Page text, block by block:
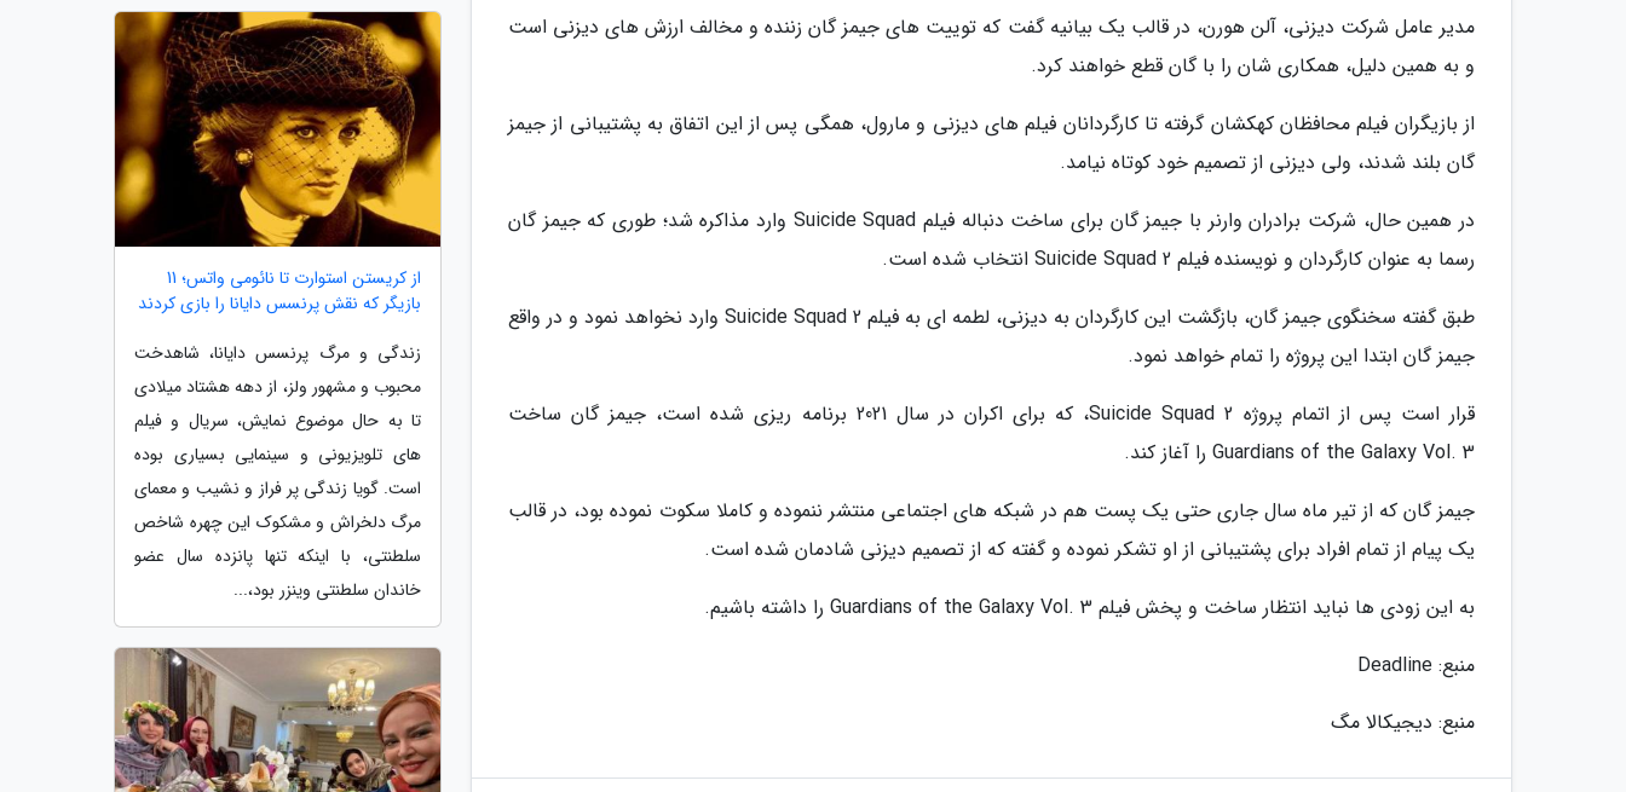
مدیر عامل شرکت دیزنی، آلن هورن، در قالب یک بیانیه گفت که توییت های جیمز گان زننده و مخالف ارزش های دیزنی است
و به همین دلیل، همکاری شان را با گان قطع خواهند کرد.
از بازیگران فیلم محافظان کهکشان گرفته تا کارگردانان فیلم های دیزنی و مارول، همگی پس از این اتفاق به پشتیبانی از جیمز
گان بلند شدند، ولی دیزنی از تصمیم خود کوتاه نیامد.
در همین حال، شرکت برادران وارنر با جیمز گان برای ساخت دنباله فیلم Suicide Squad وارد مذاکره شد؛ طوری که جیمز گان
رسما به عنوان کارگردان و نویسنده فیلم Suicide Squad 2 انتخاب شده است.
طبق گفته سخنگوی جیمز گان، بازگشت این کارگردان به دیزنی، لطمه ای به فیلم Suicide Squad 2 وارد نخواهد نمود و در واقع
جیمز گان ابتدا این پروژه را تمام خواهد نمود.
قرار است پس از اتمام پروژه Suicide Squad 2، که برای اکران در سال 2021 برنامه ریزی شده است، جیمز گان ساخت
Guardians of the Galaxy Vol. 3 را آغاز کند.
جیمز گان که از تیر ماه سال جاری حتی یک پست هم در شبکه های اجتماعی منتشر ننموده و کاملا سکوت نموده بود، در قالب
یک پیام از تمام افراد برای پشتیبانی از او تشکر نموده و گفته که از تصمیم دیزنی شادمان شده است.
به این زودی ها نباید انتظار ساخت و پخش فیلم Guardians of the Galaxy Vol. 3 را داشته باشیم.
منبع: Deadline
منبع: دیجیکالا مگ
از کریستن استوارت تا نائومی واتس؛ 11
بازیگر که نقش پرنسس دایانا را بازی کردند
زندگی و مرگ پرنسس دایانا، شاهدخت
محبوب و مشهور ولز، از دهه هشتاد میلادی
تا به حال موضوع نمایش، سریال و فیلم
های تلویزیونی و سینمایی بسیاری بوده
است. گویا زندگی پر فراز و نشیب و معمای
مرگ دلخراش و مشکوک این چهره شاخص
سلطنتی، با اینکه تنها پانزده سال عضو
خاندان سلطنتی وینزر بود،...